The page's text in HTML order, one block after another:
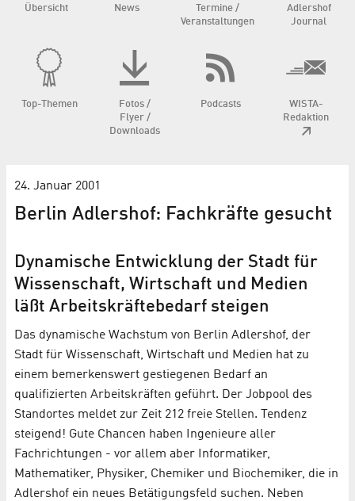
Übersicht News
Termine /
Veranstaltungen
Adlershof
Journal
Top-Themen
Fotos /
Flyer /
Downloads
Podcasts
WISTA-
Redaktion
24. Januar 2001
Berlin Adlershof: Fachkräfte gesucht
Dynamische Entwicklung der Stadt für
Wissenschaft, Wirtschaft und Medien
läßt Arbeitskräftebedarf steigen
Das dynamische Wachstum von Berlin Adlershof, der
Stadt für Wissenschaft, Wirtschaft und Medien hat zu
einem bemerkenswert gestiegenen Bedarf an
qualifizierten Arbeitskräften geführt. Der Jobpool des
Standortes meldet zur Zeit 212 freie Stellen. Tendenz
steigend! Gute Chancen haben Ingenieure aller
Fachrichtungen - vor allem aber Informatiker,
Mathematiker, Physiker, Chemiker und Biochemiker, die in
Adlershof ein neues Betätigungsfeld suchen. Neben